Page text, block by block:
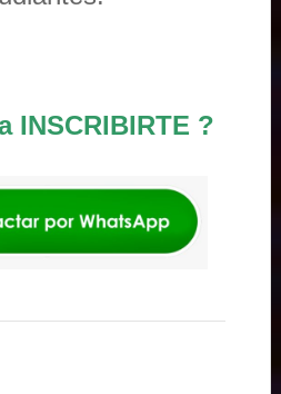
INSCRIBIRTE ?